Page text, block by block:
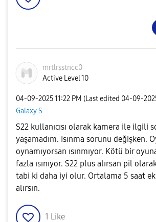
mrtlrsstncc0
Active Level 10
‎04-09-202511:22 PM (Last edited ‎04-09-
Galaxy S
S22 kullanıcısı olarak kamera ile ilgili
yaşamadım. Isınma sorunu değişken.
oynamıyorsan ısınmıyor. Kötü bir
fazla ısınıyor. S22 plus alırsan pil
tabi ki daha iyi olur. Ortalama 5 saat
alırsın.
1 Like